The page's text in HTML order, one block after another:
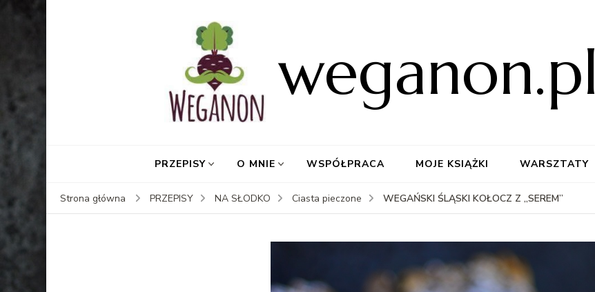
weganon.pl
PRZEPISY O MNIE WSPÓŁPRACA MOJE KSIĄŻKI WARSZTATY
Strona główna PRZEPISY NA SŁODKO Ciasta pieczone WEGAŃSKI ŚLĄSKI KOŁOCZ Z „SEREM”